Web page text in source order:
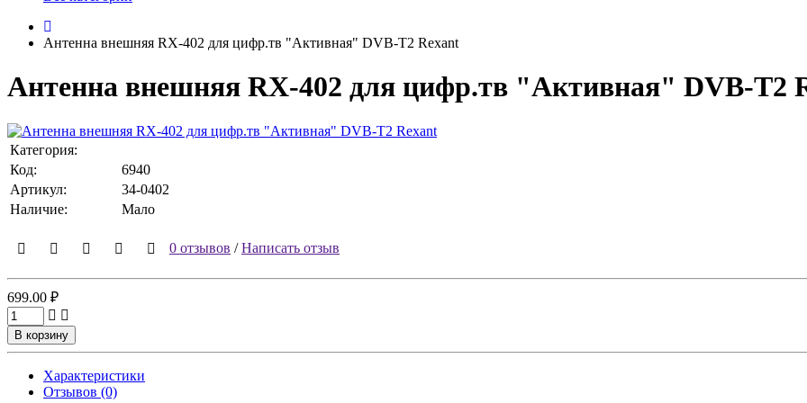
Антенна внешняя RX-402 для цифр.тв "Активная" DVB-T2 Rexant
Антенна внешняя RX-402 для цифр.тв "Активная" DVB-T2
Категория:
Код:
6940
Артикул:
34-0402
Наличие:
Мало
0 отзывов /Написать отзыв
699.00 ₽
В корзину
Характеристики
Отзывов (0)